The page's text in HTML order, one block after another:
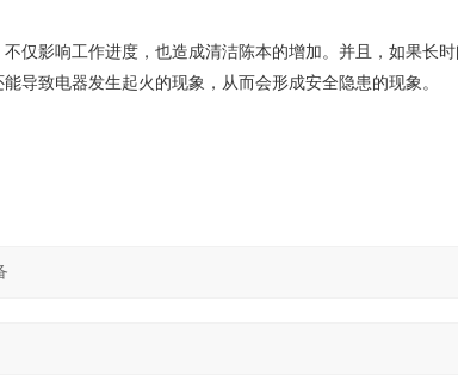
仅影响工作进度，也造成清洁陈本的增加。并且，如果长
导致电器发生起火的现象，从而会形成安全隐患的现象。